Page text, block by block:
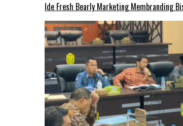
Ide Fresh Bearly Marketing Membranding